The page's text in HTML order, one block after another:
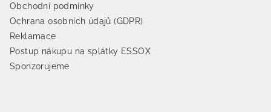
Obchodní podmínky
Ochrana osobních údajů (GDPR)
Reklamace
Postup nákupu na splátky ESSOX
Sponzorujeme